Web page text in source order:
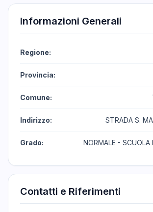
Informazioni Generali
Regione:
Provincia:
Comune:
Indirizzo: STRADA S.
Grado: NORMALE - SCUOLA
Contatti e Riferimenti